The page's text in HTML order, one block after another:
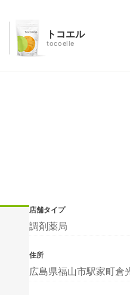
トコエル
tocoelle
店舗タイプ
調剤薬局
住所
広島県福山市駅家町倉